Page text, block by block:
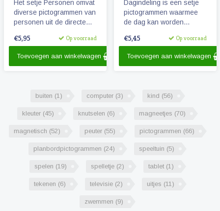
Het setje Personen omvat
diverse pictogrammen van
personen uit de directe
€5,95 Op voorraad
Toevoegen aan winkelwagen
Dagindeling is een setje
pictogrammen waarmee
de dag kan worden
onderverdeeld en
gemarkeerd.
€5,45 Op voorraad
Toevoegen aan winkelwagen
buiten (1) computer (3) kind (56)
kleuter (45) knutselen (6) magneetjes (70)
magnetisch (52) peuter (55) pictogrammen (66)
planbordpictogrammen (24) speeltuin (5)
spelen (19) spelletje (2) tablet (1)
tekenen (6) televisie (2) uitjes (11)
zwemmen (9)